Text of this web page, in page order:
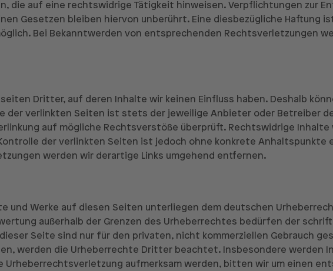
die auf eine rechtswidrige Tätigkeit hinweisen. Verpflichtungen zur
Gesetzen bleiben hiervon unberührt. Eine diesbezügliche Haftung
Bei Bekanntwerden von entsprechenden Rechtsverletzungen
Dritter, auf deren Inhalte wir keinen Einfluss haben. Deshalb
der verlinkten Seiten ist stets der jeweilige Anbieter oder Betreiber
auf mögliche Rechtsverstöße überprüft. Rechtswidrige Inhalte
der verlinkten Seiten ist jedoch ohne konkrete Anhaltspunkte
werden wir derartige Links umgehend entfernen.
und Werke auf diesen Seiten unterliegen dem deutschen
außerhalb der Grenzen des Urheberrechtes bedürfen der
Seite sind nur für den privaten, nicht kommerziellen Gebrauch
werden die Urheberrechte Dritter beachtet. Insbesondere werden
aufmerksam werden, bitten wir um einen